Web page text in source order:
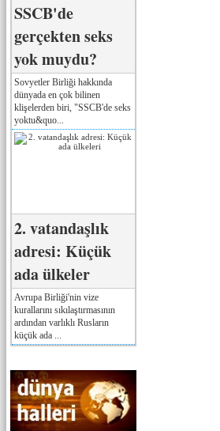
SSCB'de
gerçekten seks
yok muydu?
Sovyetler Birliği hakkında
dünyada en çok bilinen
klişelerden biri, "SSCB'de seks
yoktu&quo...
2. vatandaşlık
adresi: Küçük
ada ülkeler
Avrupa Birliği'nin vize
kurallarını sıkılaştırmasının
ardından varlıklı Rusların
küçük ada ...